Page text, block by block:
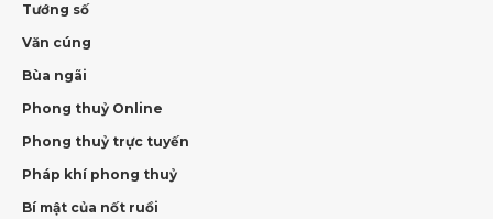
Tướng số
Văn cúng
Bùa ngãi
Phong thuỷ Online
Phong thuỷ trực tuyến
Pháp khí phong thuỷ
Bí mật của nốt ruồi